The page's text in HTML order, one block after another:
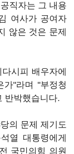
직자는 그 내용
여사가 공여자
않은 것은 문제
시피 배우자에
"라며 "부정청
반박했습니다.
의 문제 제기도
열 대통령에게
국민의힘 의원